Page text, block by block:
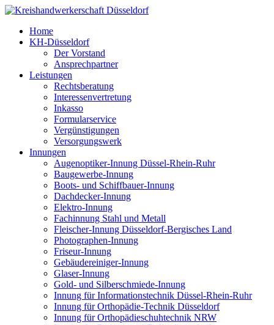
Home
KH-Düsseldorf
Der Vorstand
Ansprechpartner
Leistungen
Rechtsberatung
Interessenvertretung
Inkasso
Formularservice
Vergünstigungen
Versorgungswerk
Innungen
Augenoptiker-Innung Düssel-Rhein-Ruhr
Baugewerbe-Innung
Boots- und Schiffbauer-Innung
Dachdecker-Innung
Elektro-Innung
Fachinnung Stahl und Metall
Fleischer-Innung Düsseldorf-Bergisches Land
Photographen-Innung
Friseur-Innung
Gebäudereiniger-Innung
Glaser-Innung
Gold- und Silberschmiede-Innung
Innung für Informationstechnik Düssel-Rhein-Ruhr
Innung für Orthopädie-Technik Düsseldorf
Innung für Orthopädieschuhtechnik NRW